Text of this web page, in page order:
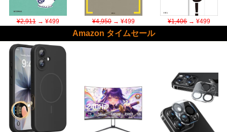
¥2,911→ ¥499 ¥4,950→ ¥499 ¥1,406→ ¥499
Amazon タイムセール